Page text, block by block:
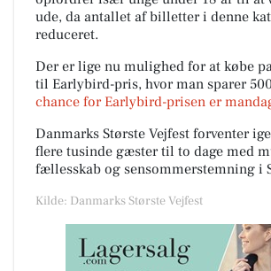
ude, da antallet af billetter i denne
reduceret.
Der er lige nu mulighed for at købe
til Earlybird-pris, hvor man sparer
chance for Earlybird-prisen er
Danmarks Største Vejfest forventer
flere tusinde gæster til to dage med
fællesskab og sensommerstemning i
Kilde: Danmarks Største Vejfest